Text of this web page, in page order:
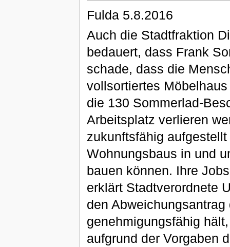
Fulda 5.8.2016
Auch die Stadtfraktion
bedauert, dass Frank
schade, dass die
vollsortiertes
die 130 Sommerlad-
Arbeitsplatz verlieren
zukunftsfähig
Wohnungsbaus in und
bauen können. Ihre
erklärt Stadtverordnete
den
genehmigungsfähig
aufgrund der Vorgaben